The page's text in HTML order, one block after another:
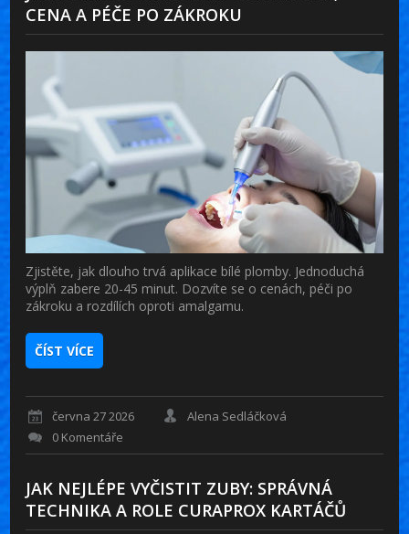
CENA A PÉČE PO ZÁKROKU
Zjistěte, jak dlouho trvá aplikace bílé plomby. Jednoduchá
výplň zabere 20-45 minut. Dozvíte se o cenách, péči po
zákroku a rozdílích oproti amalgamu.
ČÍST VÍCE
června 27 2026
Alena Sedláčková
0 Komentáře
JAK NEJLÉPE VYČISTIT ZUBY: SPRÁVNÁ
TECHNIKA A ROLE CURAPROX KARTÁČŮ